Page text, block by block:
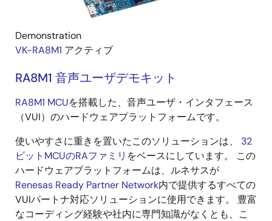
Demonstration
VK-RA8M1 アクティブ
RA8M1 音声ユーザデモキット
RA8M1 MCUを搭載した、音声ユーザ・インタフェース
（VUI）のハードウェアプラットフォームです。
使いやすさに重きを置いたこのソリューションは、 32
ビットMCUのRAファミリ をベースにしています。 この
ハードウェアプラットフォームは、ルネサスが
Renesas Ready Partner Network内で提供するすべての
VUIパートナ対応ソリューションに使用できます。 豊富
なコーディング経験や社内に専門知識がなくとも、こ